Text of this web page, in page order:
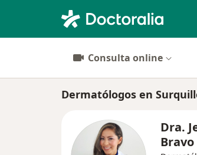
Consulta online
Dermatólogos en
Dra.
Bravo